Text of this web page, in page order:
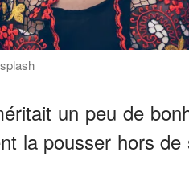
un peu de
la pousser hors